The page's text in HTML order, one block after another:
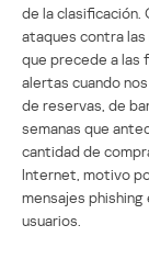
de la clasificación.
ataques contra
que precede a las
alertas cuando
de reservas, de
semanas que
cantidad de
Internet, motivo
mensajes
usuarios.